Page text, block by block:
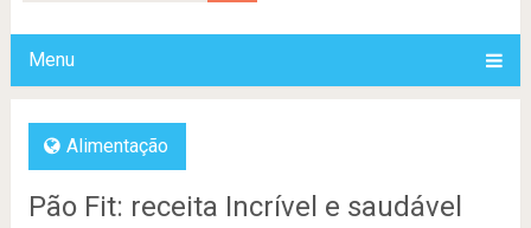
Menu
Alimentação
Pão Fit: receita Incrível e saudável